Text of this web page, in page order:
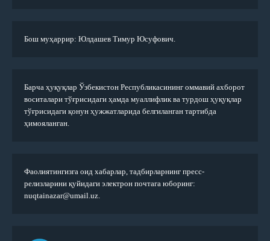
Бош муҳаррир: Юлдашев Тимур Юсуфович.
Барча ҳуқуқлар Ўзбекистон Республикасининг оммавий ахборот
воситалари тўғрисидаги ҳамда муаллифлик ва турдош ҳуқуқлар
тўғрисидаги қонун ҳужжатларида белгиланган тартибда
ҳимояланган.
Фаолиятингизга оид хабарлар, тадбирларнинг пресс-
релизларини қуйидаги электрон почтага юборинг:
nuqtainazar@umail.uz.